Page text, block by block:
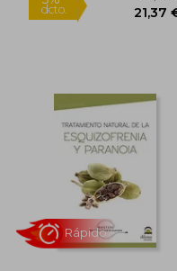
5%
dcto.